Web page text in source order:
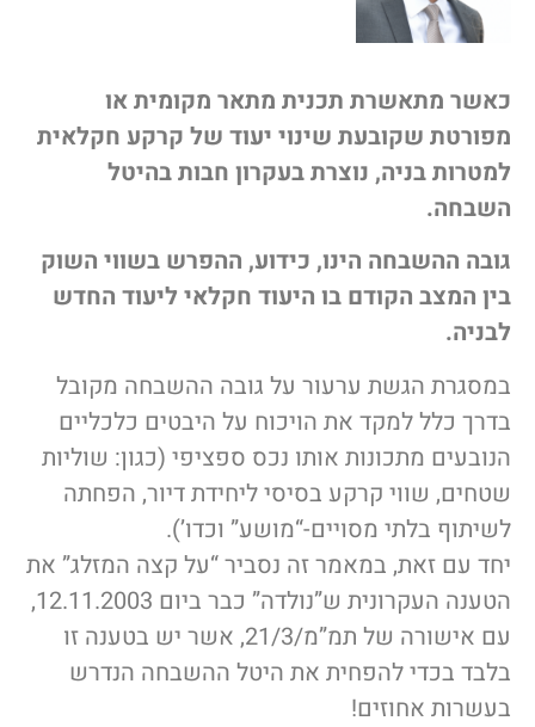
כאשר מתאשרת תכנית מתאר מקומית או
מפורטת שקובעת שינוי יעוד של קרקע חקלאית
למטרות בניה, נוצרת בעקרון חבות בהיטל
השבחה.
גובה ההשבחה הינו, כידוע, ההפרש בשווי השוק
בין המצב הקודם בו היעוד חקלאי ליעוד החדש
לבניה.
במסגרת הגשת ערעור על גובה ההשבחה מקובל
בדרך כלל למקד את הויכוח על היבטים כלכליים
הנובעים מתכונות אותו נכס ספציפי (כגון: שוליות
שטחים, שווי קרקע בסיסי ליחידת דיור, הפחתה
לשיתוף בלתי מסויים-“מושע” וכדו’).
יחד עם זאת, במאמר זה נסביר “על קצה המזלג” את
הטענה העקרונית ש”נולדה” כבר ביום 12.11.2003,
עם אישורה של תמ”מ/21/3, אשר יש בטענה זו
בלבד בכדי להפחית את היטל ההשבחה הנדרש
בעשרות אחוזים!